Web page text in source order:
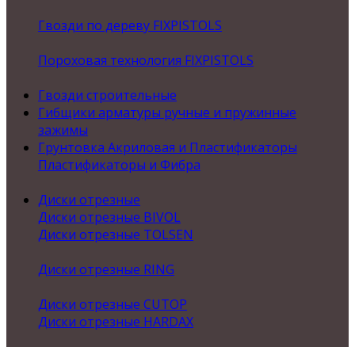
Гвозди по дереву FIXPISTOLS
Пороховая технология FIXPISTOLS
Гвозди строительные
Гибщики арматуры ручные и пружинные
зажимы
Грунтовка Акриловая и Пластификаторы
Пластификаторы и Фибра
Диски отрезные
Диски отрезные BIVOL
Диски отрезные TOLSEN
Диски отрезные RING
Диски отрезные CUTOP
Диски отрезные HARDAX